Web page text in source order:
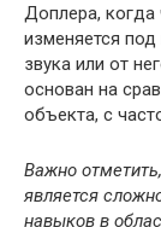
Доплера, когда
изменяется
звука или от
основан на
объекта, с
Важно
является
навыков в